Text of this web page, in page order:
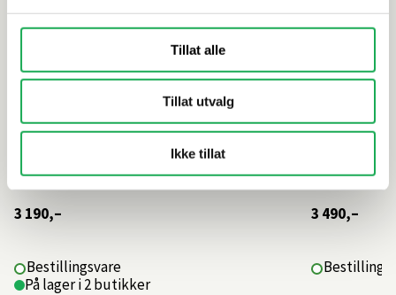
Tillat alle
Tillat utvalg
Ikke tillat
3 190,–
Bestillingsvare
På lager i 2 butikker
3 490,–